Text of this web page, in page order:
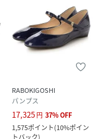
RABOKIGOSHI
パンプス
17,325円 37%OFF
1,575ポイント(10%ポイン